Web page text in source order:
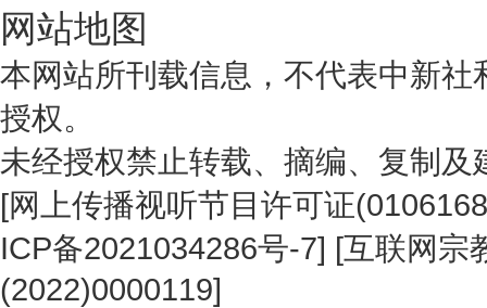
网站地图
本网站所刊载信息，不代表中新
授权。
未经授权禁止转载、摘编、复制
[网上传播视听节目许可证
ICP备2021034286号-7] [互联网宗
(2022)0000119]